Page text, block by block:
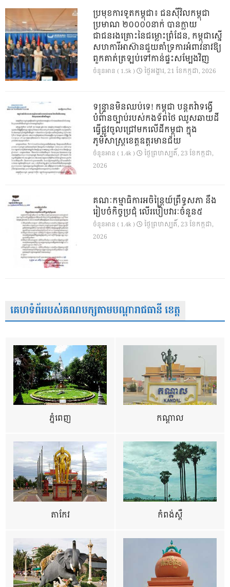
ប្រមុខការទូតកម្ពុជា៖ ជនស៊ីវិលកម្ពុជា
ប្រមាណ ២០០០០នាក់ បានក្លាយ
ជាជនរងគ្រោះនៃជម្លោះព្រំដែន, កម្ពុជាស្នើ
សហការីអាស៊ានជួយគាំទ្រការអំពាវនាវឱ្យ
ពួកគាត់ត្រឡប់ទៅកាន់ផ្ទះសម្បែងវិញ
ចំនួនអាន ( 1.5k ) ថ្ងៃ​អង្គារ, 21 ខែ​កក្កដា, 2026
ទន្ទ្រានមិនឈប់ទេ! កម្ពុជា បន្តតវ៉ាទង្វើ
បំពានច្បាប់របស់កងទ័ពថៃ ឈូសឆាយដី
ធ្វើផ្លូវចូលជ្រៅមកលើដីកម្ពុជា ក្នុង
ភូមិសាស្ត្រខេត្តឧត្តរមានជ័យ
ចំនួនអាន ( 1.4k )
ថ្ងៃ​ព្រហស្បតិ៍, 23 ខែ​កក្កដា,
2026
គណៈកម្មាធិការអចិន្ត្រៃយ៍ព្រឹទ្ធសភា នឹង
រៀបចំកិច្ចប្រជុំ លើរបៀបវារៈចំនួន៥
ចំនួនអាន ( 1.4k )
ថ្ងៃ​ព្រហស្បតិ៍, 23 ខែ​កក្កដា,
2026
គេហទំព័ររបស់គណបក្សតាមបណ្តារាជធានី ខេត្ត
ភ្នំពេញ កណ្តាល
តាកែវ កំពង់ស្ពឺ